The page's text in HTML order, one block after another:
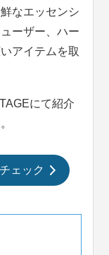
なエッセンシ
ーザー、ハー
アイテムを取
にて紹介
ェック